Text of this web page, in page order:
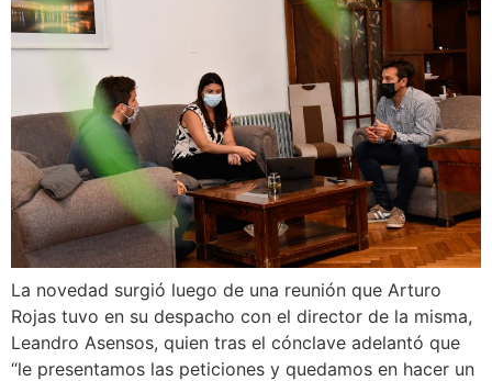
La novedad surgió luego de una reunión que Arturo
Rojas tuvo en su despacho con el director de la misma,
Leandro Asensos, quien tras el cónclave adelantó que
“le presentamos las peticiones y quedamos en hacer un